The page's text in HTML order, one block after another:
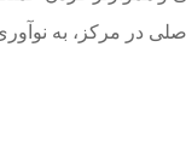
در مرکز، به